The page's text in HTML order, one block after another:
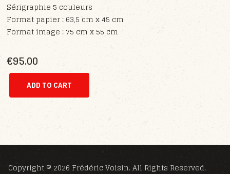
Sérigraphie 5 couleurs
Format papier : 63,5 cm x 45 cm
Format image : 75 cm x 55 cm
€95.00
Copyright © 2026 Frédéric Voisin. All Rights Reserved.